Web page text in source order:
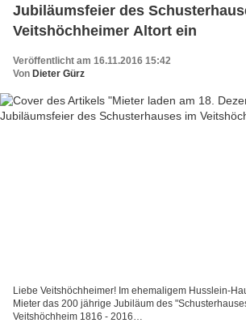
Jubiläumsfeier des Schusterhauses im
Veitshöchheimer Altort ein
Veröffentlicht am 16.11.2016 15:42
Von Dieter Gürz
Liebe Veitshöchheimer! Im ehemaligem Husslein-
Mieter das 200 jährige Jubiläum des
Veitshöchheim 1816 - 2016